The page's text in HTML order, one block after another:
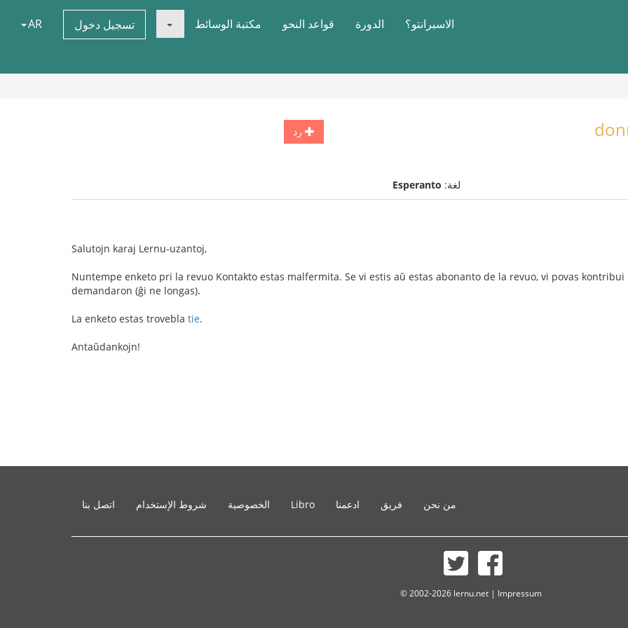
الاسبرانتو؟ الدورة قواعد النحو مكتبة الوسائط تسجيل دخول AR
رد
لغة: Esperanto
Salutojn karaj Lernu-uzantoj,
Nuntempe enketo pri la revuo Kontakto estas malfermita. Se vi estis aŭ estas abonanto de la revuo, vi povas
demandaron (ĝi ne longas).
La enketo estas trovebla tie.
Antaŭdankojn!
من نحن فريق ادعمنا Libro الخصوصية شروط الإستخدام اتصل بنا
© 2002-2026 lernu.net | Impressum